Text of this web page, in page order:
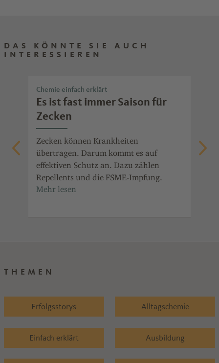
DAS KÖNNTE SIE AUCH
INTERESSIEREN
Chemie einfach erklärt
Es ist fast immer Saison für
Zecken
Zecken können Krankheiten
übertragen. Darum kommt es auf
effektiven Schutz an. Dazu zählen
Repellents und die FSME-Impfung.
THEMEN
Erfolgsstorys Alltagschemie
Einfach erklärt Ausbildung